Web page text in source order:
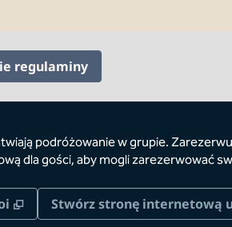
regulaminy
podróżowanie w grupie.
dla gości, aby mogli zarezerwować
, Otwiera treści w nowej karcie
Stwórz stronę internetową